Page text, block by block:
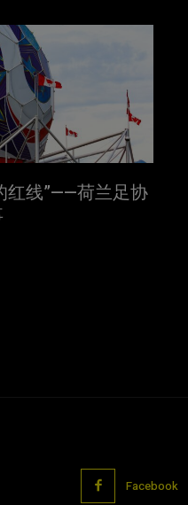
红线”——荷兰足协
Facebook